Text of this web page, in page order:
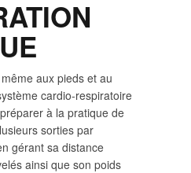
aux pieds et au
cardio-respiratoire
à la pratique de
sorties par
gérant sa distance
ainsi que son poids